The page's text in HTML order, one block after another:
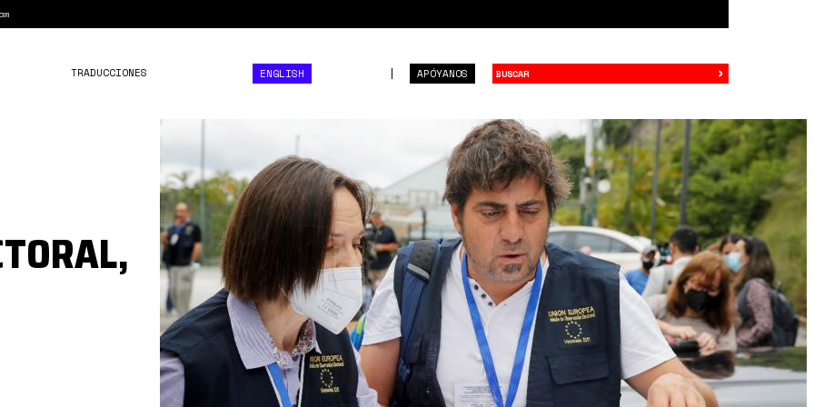
APÓYANOS
TRADUCCIONES ENGLISH ›
observadores-
UE-
Venezuela.jpg